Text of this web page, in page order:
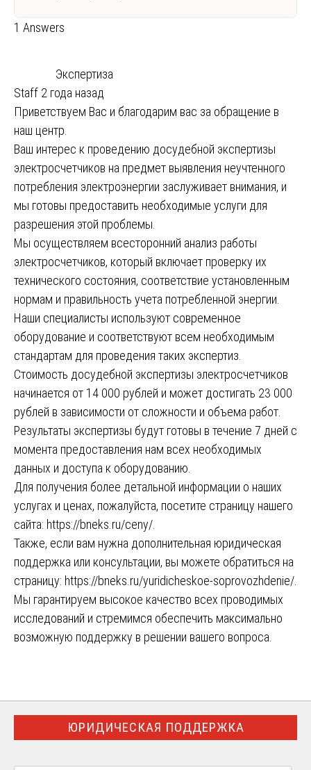
1 Answers
Экспертиза
Staff 2 года назад
Приветствуем Вас и благодарим вас за обращение в
наш центр.
Ваш интерес к проведению досудебной экспертизы
электросчетчиков на предмет выявления неучтенного
потребления электроэнергии заслуживает внимания, и
мы готовы предоставить необходимые услуги для
разрешения этой проблемы.
Мы осуществляем всесторонний анализ работы
электросчетчиков, который включает проверку их
технического состояния, соответствие установленным
нормам и правильность учета потребленной энергии.
Наши специалисты используют современное
оборудование и соответствуют всем необходимым
стандартам для проведения таких экспертиз.
Стоимость досудебной экспертизы электросчетчиков
начинается от 14 000 рублей и может достигать 23 000
рублей в зависимости от сложности и объема работ.
Результаты экспертизы будут готовы в течение 7 дней с
момента предоставления нам всех необходимых
данных и доступа к оборудованию.
Для получения более детальной информации о наших
услугах и ценах, пожалуйста, посетите страницу нашего
сайта: https://bneks.ru/ceny/
Также, если вам нужна дополнительная юридическая
поддержка или консультации, вы можете обратиться на
страницу: https://bneks.ru/yuridicheskoe-soprovozhdenie/
Мы гарантируем высокое качество всех проводимых
исследований и стремимся обеспечить максимально
возможную поддержку в решении вашего вопроса.
ЮРИДИЧЕСКАЯ ПОДДЕРЖКА